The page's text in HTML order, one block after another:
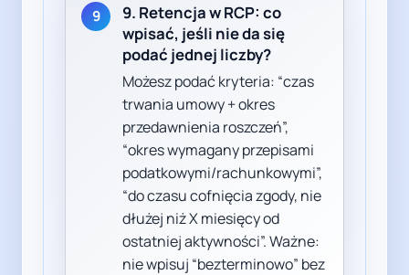
9
9. Retencja w RCP: co
wpisać, jeśli nie da się
podać jednej liczby?
Możesz podać kryteria: “czas
trwania umowy + okres
przedawnienia roszczeń”,
“okres wymagany przepisami
podatkowymi/rachunkowymi”,
“do czasu cofnięcia zgody, nie
dłużej niż X miesięcy od
ostatniej aktywności”. Ważne:
nie wpisuj “bezterminowo” bez